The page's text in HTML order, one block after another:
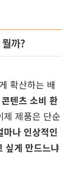
까?
확산하는 배
텐츠 소비 환
제 제품은 단순
마나 인상적인
싶게 만드느냐